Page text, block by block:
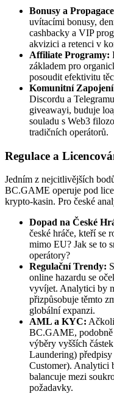
Bonusy a
uvítacími bonusy,
cashbacky a VIP
akvizici a retenci v
Affiliate Programy:
základem pro
posoudit efektivitu
Komunitní
Discordu a
giveawayi, buduje
souladu s Web3
tradičních operátorů.
Regulace a
Jedním z nejcitlivějších
BC.GAME operuje pod
krypto-kasin. Pro české
Dopad na České
české hráče, kteří se
mimo EU? Jak se to
operátory?
Regulační Trendy:
online hazardu se
vyvíjet. Analytici by
přizpůsobuje těmto
globální expanzi.
AML a KYC:
BC.GAME,
výběry vyšších
Laundering)
Customer). Analytici
balancuje mezi
požadavky.